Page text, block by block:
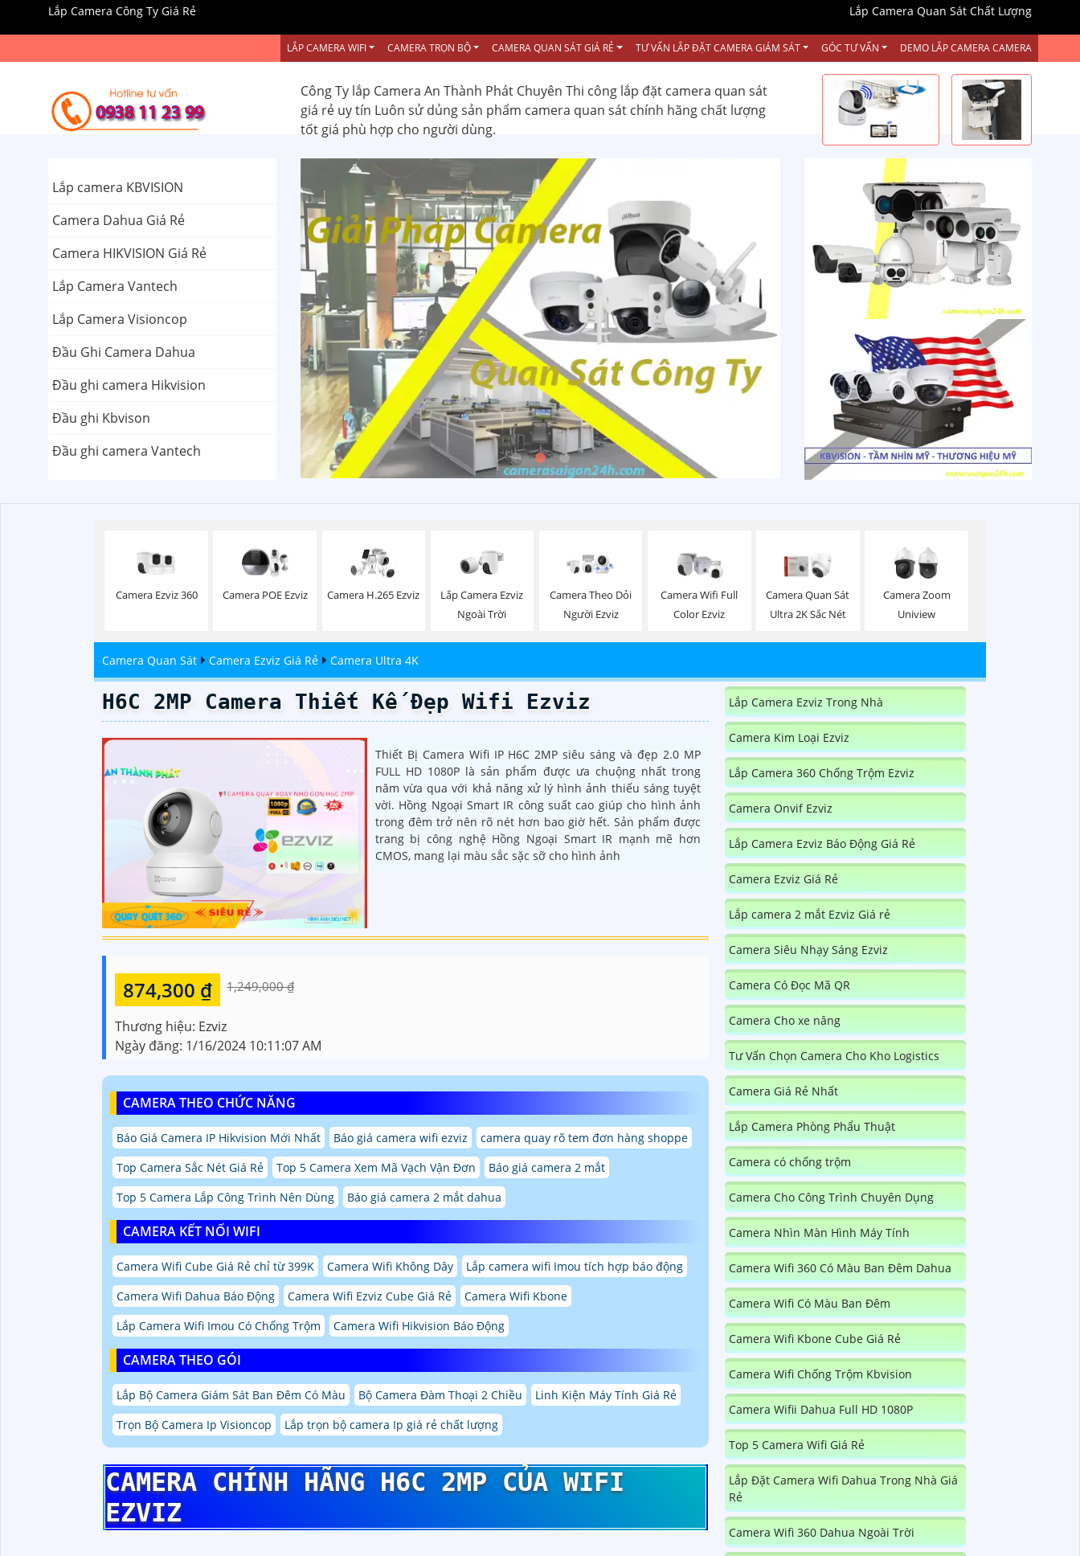
Lắp Camera Công Ty Giá Rẻ Lắp Camera Quan Sát Chất Lượng
LẮP CAMERA WIFI CAMERA TRỌN BỘ CAMERA QUAN SÁT GIÁ RẺ TƯ VẤN LẮP ĐẶT CAMERA GIÁM SÁT GÓC TƯ VẤN DEMO LẮP CAMERA CAMERA
Công Ty lắp Camera An Thành Phát Chuyên Thi công lắp đặt camera quan sát
giá rẻ uy tín Luôn sử dủng sản phẩm camera quan sát chính hãng chất lượng
tốt giá phù hợp cho người dùng.
Lắp camera KBVISION
Camera Dahua Giá Rẻ
Camera HIKVISION Giá Rẻ
Lắp Camera Vantech
Lắp Camera Visioncop
Đầu Ghi Camera Dahua
Đầu ghi camera Hikvision
Đầu ghi Kbvison
Đầu ghi camera Vantech
Camera Ezviz 360 Camera POE Ezviz Camera H.265 Ezviz
Lắp Camera Ezviz
Ngoài Trời
Camera Theo Dỏi
Người Ezviz
Camera Wifi Full
Color Ezviz
Camera Quan Sát
Ultra 2K Sắc Nét
Camera Zoom
Uniview
Camera Quan Sát Camera Ezviz Giá Rẻ Camera Ultra 4K
H6C 2MP Camera Thiết Kế Đẹp Wifi Ezviz
Thiết Bị Camera Wifi IP H6C 2MP siêu sáng và đẹp 2.0 MP
FULL HD 1080P là sản phẩm được ưa chuộng nhất trong
năm vừa qua với khả năng xử lý hình ảnh thiếu sáng tuyệt
vời. Hồng Ngoại Smart IR công suất cao giúp cho hình ảnh
trong đêm trở nên rõ nét hơn bao giờ hết. Sản phẩm được
trang bị công nghệ Hồng Ngoại Smart IR mạnh mẽ hơn
CMOS, mang lại màu sắc sặc sỡ cho hình ảnh
874,300 ₫ 1,249,000 ₫
Thương hiệu: Ezviz
Ngày đăng: 1/16/2024 10:11:07 AM
CAMERA THEO CHỨC NĂNG
Báo Giá Camera IP Hikvision Mới Nhất Báo giá camera wifi ezviz
camera quay rõ tem đơn hàng shoppe
Top Camera Sắc Nét Giá Rẻ
Top 5 Camera Xem Mã Vạch Vận Đơn
Báo giá camera 2 mắt
Top 5 Camera Lắp Công Trình Nên Dùng
Báo giá camera 2 mắt dahua
CAMERA KẾT NỐI WIFI
Camera Wifi Cube Giá Rẻ chỉ từ 399K Camera Wifi Không Dây
Lắp camera wifi Imou tích hợp báo động
Camera Wifi Dahua Báo Động
Camera Wifi Ezviz Cube Giá Rẻ
Camera Wifi Kbone
Lắp Camera Wifi Imou Có Chống Trộm
Camera Wifi Hikvision Báo Động
CAMERA THEO GÓI
Lắp Bộ Camera Giám Sát Ban Đêm Có Màu Bộ Camera Đàm Thoại 2 Chiều
Linh Kiện Máy Tính Giá Rẻ
Trọn Bộ Camera Ip Visioncop
Lắp trọn bộ camera Ip giá rẻ chất lượng
CAMERA CHÍNH HÃNG H6C 2MP CỦA WIFI
EZVIZ
Lắp Camera Ezviz Trong Nhà
Camera Kim Loại Ezviz
Lắp Camera 360 Chống Trộm Ezviz
Camera Onvif Ezviz
Lắp Camera Ezviz Báo Động Giá Rẻ
Camera Ezviz Giá Rẻ
Lắp camera 2 mắt Ezviz Giá rẻ
Camera Siêu Nhạy Sáng Ezviz
Camera Có Đọc Mã QR
Camera Cho xe nâng
Tư Vấn Chọn Camera Cho Kho Logistics
Camera Giá Rẻ Nhất
Lắp Camera Phòng Phẩu Thuật
Camera có chống trộm
Camera Cho Công Trình Chuyên Dụng
Camera Nhìn Màn Hình Máy Tính
Camera Wifi 360 Có Màu Ban Đêm Dahua
Camera Wifi Có Màu Ban Đêm
Camera Wifi Kbone Cube Giá Rẻ
Camera Wifi Chống Trộm Kbvision
Camera Wifii Dahua Full HD 1080P
Top 5 Camera Wifi Giá Rẻ
Lắp Đặt Camera Wifi Dahua Trong Nhà Giá
Rẻ
Camera Wifi 360 Dahua Ngoài Trời